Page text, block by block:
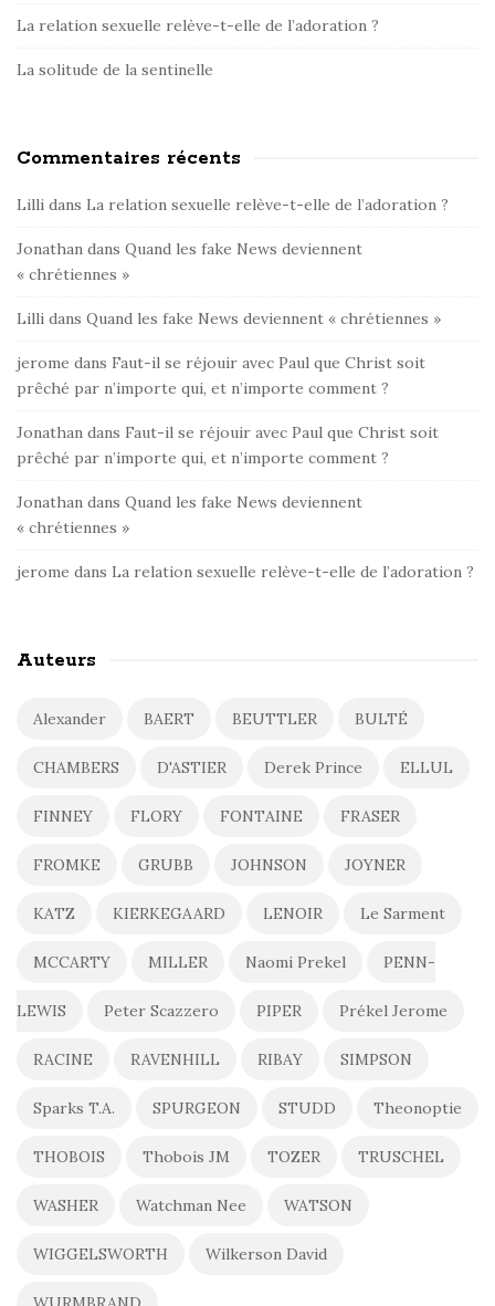
La relation sexuelle relève-t-elle de l’adoration ?
La solitude de la sentinelle
Commentaires récents
Lilli dans La relation sexuelle relève-t-elle de l’adoration ?
Jonathan dans Quand les fake News deviennent
« chrétiennes »
Lilli dans Quand les fake News deviennent « chrétiennes »
jerome dans Faut-il se réjouir avec Paul que Christ soit
prêché par n’importe qui, et n’importe comment ?
Jonathan dans Faut-il se réjouir avec Paul que Christ soit
prêché par n’importe qui, et n’importe comment ?
Jonathan dans Quand les fake News deviennent
« chrétiennes »
jerome dans La relation sexuelle relève-t-elle de l’adoration ?
Auteurs
Alexander BAERT BEUTTLER BULTÉ
CHAMBERS D'ASTIER Derek Prince ELLUL
FINNEY FLORY FONTAINE FRASER
FROMKE GRUBB JOHNSON JOYNER
KATZ KIERKEGAARD LENOIR Le Sarment
MCCARTY MILLER Naomi Prekel PENN-
LEWIS Peter Scazzero PIPER Prékel Jerome
RACINE RAVENHILL RIBAY SIMPSON
Sparks T.A. SPURGEON STUDD Theonoptie
THOBOIS Thobois JM TOZER TRUSCHEL
WASHER Watchman Nee WATSON
WIGGELSWORTH Wilkerson David